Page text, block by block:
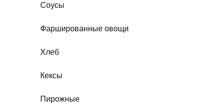
Соусы
Фаршированные овощи
Хлеб
Кексы
Пирожные